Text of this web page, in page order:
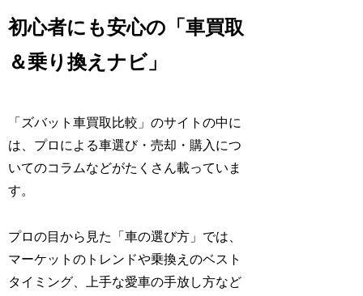
初心者にも安心の「車買取
＆乗り換えナビ」
「ズバット車買取比較」のサイトの中に
は、プロによる車選び・売却・購入につ
いてのコラムなどがたくさん載っていま
す。
プロの目から見た「車の選び方」では、
マーケットのトレンドや乗換えのベスト
タイミング、上手な愛車の手放し方など